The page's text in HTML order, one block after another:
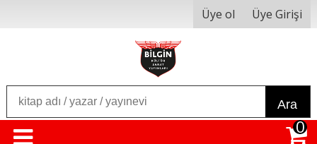
Üye ol Üye Girişi
Ara
0